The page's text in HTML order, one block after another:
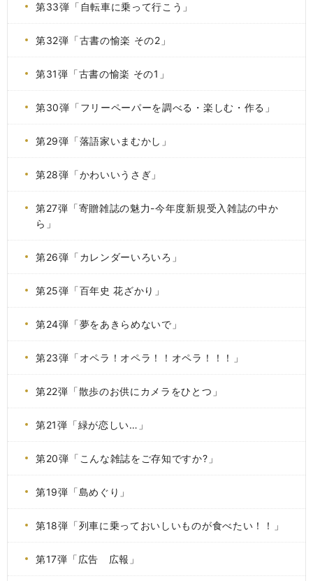
第33弾「自転車に乗って行こう」
第32弾「古書の愉楽 その2」
第31弾「古書の愉楽 その1」
第30弾「フリーペーパーを調べる・楽しむ・作る」
第29弾「落語家いまむかし」
第28弾「かわいいうさぎ」
第27弾「寄贈雑誌の魅力-今年度新規受入雑誌の中か
ら」
第26弾「カレンダーいろいろ」
第25弾「百年史 花ざかり」
第24弾「夢をあきらめないで」
第23弾「オペラ！オペラ！！オペラ！！！」
第22弾「散歩のお供にカメラをひとつ」
第21弾「緑が恋しい…」
第20弾「こんな雑誌をご存知ですか?」
第19弾「島めぐり」
第18弾「列車に乗っておいしいものが食べたい！！」
第17弾「広告 広報」